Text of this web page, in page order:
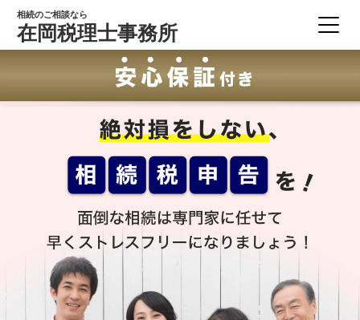
相続のご相談なら
在岡税理士事務所